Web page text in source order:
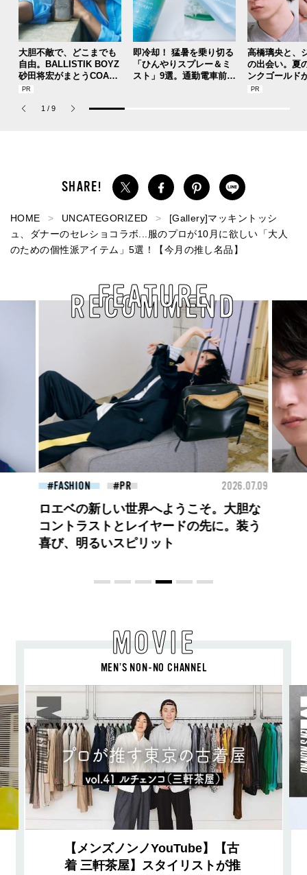
大胆不敵で、どこまでも
自由。BALLISTIK BOYZ
砂田将宏がまとうCOACH
の新作フレグランス「コ
パルファム」
即冷却！ 猛暑を乗り切る
「ひんやりスプレー＆ミ
スト」9選。通勤電車前、
高橋璃央と、
の出会い。夏
ンクゴールド
SUMMER
1 / 9
HOME UNCATEGORIZED
[Gallery]マッキントッシ
ュ、ダナーのセレショコラボ...服のプロが10月に欲しい「大人
のための個性派アイテム」5選！【今月の推し名品】
RECOMMEND
FEATURE
FASHION 2026.07.09
高橋璃央と、ジュエッテの出会い。夏の
定番、ピンクゴールドが印象的
な“SUMMER PINK”［meets Jouete!
MOVIE
MEN’S NON-NO CHANNEL
【メンズノンノYouTube】【古
着 三軒茶屋】スタイリストが推